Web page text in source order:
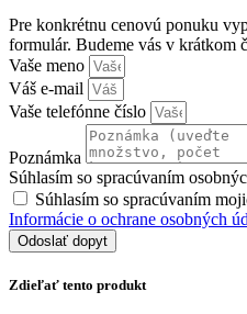
Pre konkrétnu cenovú ponuku
formulár. Budeme vás v krátkom
Vaše meno
Váš e-mail
Vaše telefónne číslo
Poznámka
Súhlasím so spracúvaním
Súhlasím so spracúvaním
Informácie o ochrane osobných
Odoslať dopyt
Zdieľať tento produkt